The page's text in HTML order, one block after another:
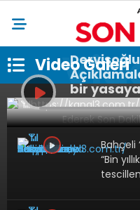
Video Galeri
bir yasaya
Bahçeli
“Bin